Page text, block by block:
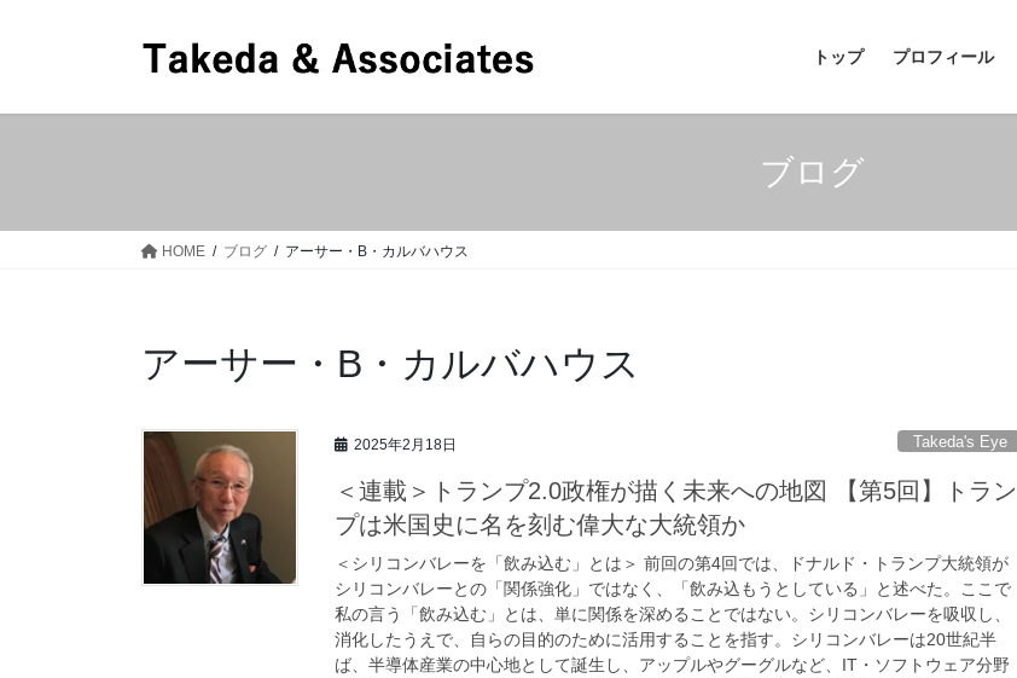
トップ プロフィール
ブログ
HOME ブログ アーサー・B・カルバハウス
アーサー・B・カルバハウス
2025年2月18日 Takeda's Eye
＜連載＞トランプ2.0政権が描く未来への地図 【第5回】トラン
プは米国史に名を刻む偉大な大統領か
＜シリコンバレーを「飲み込む」とは＞ 前回の第4回では、ドナルド・トランプ大統領が
シリコンバレーとの「関係強化」ではなく、「飲み込もうとしている」と述べた。ここで
私の言う「飲み込む」とは、単に関係を深めることではない。シリコンバレーを吸収し、
消化したうえで、自らの目的のために活用することを指す。シリコンバレーは20世紀半
ば、半導体産業の中心地として誕生し、アップルやグーグルなど、IT・ソフトウェア分野